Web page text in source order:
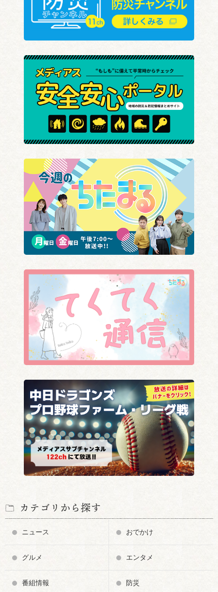
カテゴリから探す
ニュース おでかけ
グルメ エンタメ
番組情報 防災